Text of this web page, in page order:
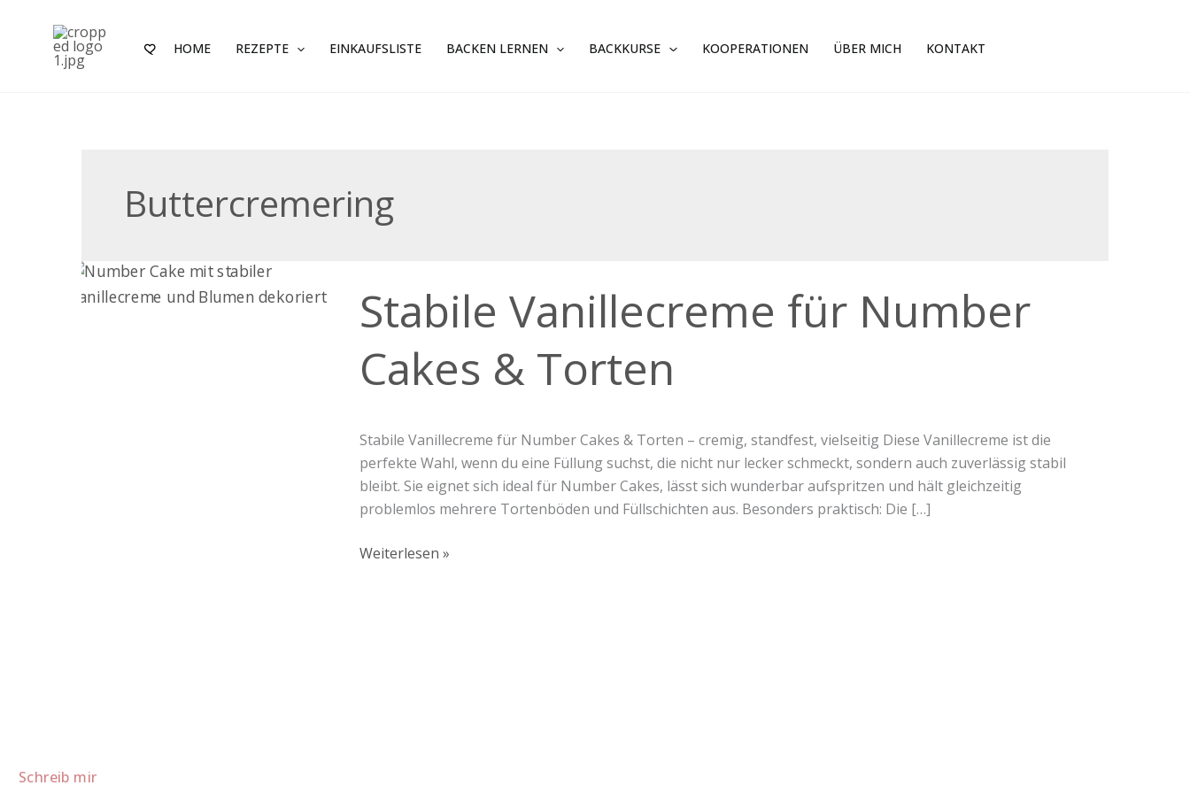
springen
HOME REZEPTE EINKAUFSLISTE BACKEN LERNEN BACKKURSE KOOPERATIONEN ÜBER MICH KONTAKT
Buttercremering
Stabile Vanillecreme für Number
Cakes & Torten
Stabile Vanillecreme für Number Cakes & Torten – cremig, standfest, vielseitig Diese Vanillecreme ist die
perfekte Wahl, wenn du eine Füllung suchst, die nicht nur lecker schmeckt, sondern auch zuverlässig stabil
bleibt. Sie eignet sich ideal für Number Cakes, lässt sich wunderbar aufspritzen und hält gleichzeitig
problemlos mehrere Tortenböden und Füllschichten aus. Besonders praktisch: Die […]
Vanillecreme
für
Cakes
&
Weiterlesen »
Schreib mir